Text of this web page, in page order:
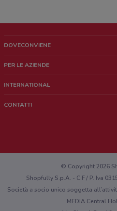
DOVECONVIENE
Chi siamo
Lavora con noi
PER LE AZIENDE
Richieste commerciali e marketing
INTERNATIONAL
CONTATTI
Hai un malfunzionamento sul web o
© Copyright 2026
Shopfully S.p.A. - C.F / P. Iva
Società a socio unico soggetta
MEDIA Central